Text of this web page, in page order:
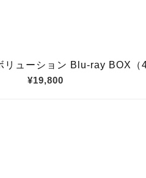
リューション Blu-ray BOX（4
¥19,800